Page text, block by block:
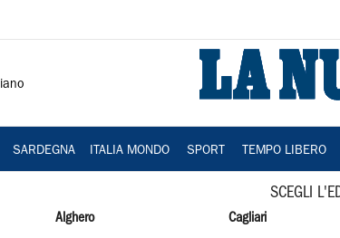
SARDEGNA ITALIA MONDO SPORT TEMPO LIBERO
SCEGLI
Alghero Cagliari